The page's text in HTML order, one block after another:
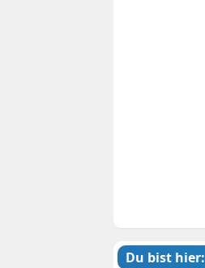
Du bist hier: